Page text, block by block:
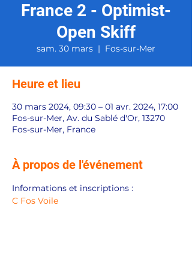
France 2 - Optimist-
Open Skiff
sam. 30 mars
  |
Fos-sur-Mer
Heure et lieu
30 mars 2024, 09:30 – 01 avr. 2024, 17:00
Fos-sur-Mer, Av. du Sablé d'Or, 13270
Fos-sur-Mer, France
À propos de l'événement
Informations et inscriptions :
C Fos Voile